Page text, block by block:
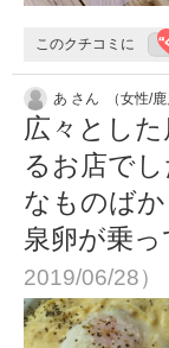
このクチコミに
あ さん （女性/鹿
広々とし
るお店で
なものば
泉卵が乗
2019/06/28）